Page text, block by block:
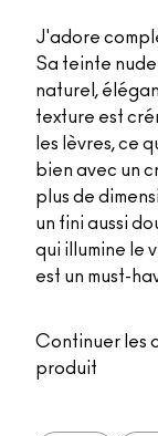
J'adore
Sa teinte
naturel,
texture est
les lèvres, ce
bien avec un
plus de
un fini aussi
qui illumine le
est un must-
Continuer les
produit